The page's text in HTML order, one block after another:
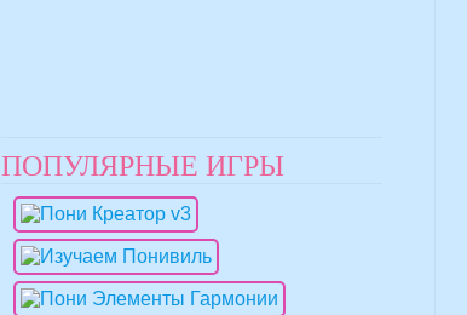
ПОПУЛЯРНЫЕ ИГРЫ